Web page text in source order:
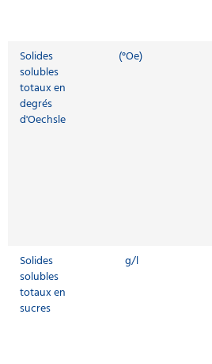
Solides
solubles
totaux en
degrés
d'Oechsle
(°Oe)
Solides
solubles
totaux en
sucres
g/l